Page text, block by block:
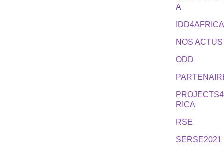
A
NOS ACTUS
ODD
RICA
RSE
SERSE2021